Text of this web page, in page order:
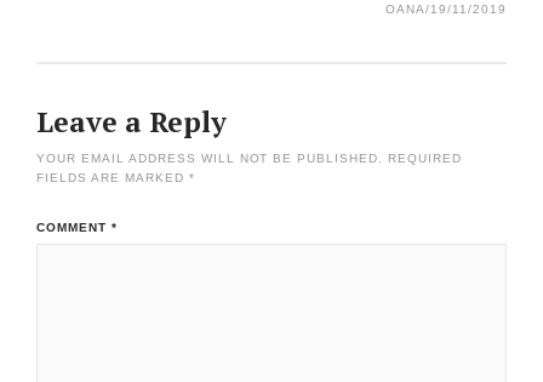
OANA/19/11/2019
Leave a Reply
YOUR EMAIL ADDRESS WILL NOT BE PUBLISHED.
REQUIRED
FIELDS ARE MARKED *
COMMENT *